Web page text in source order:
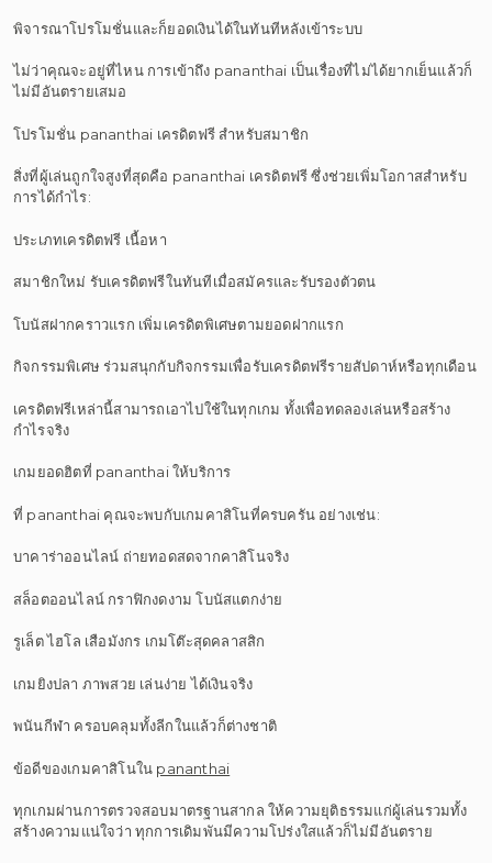
พิจารณาโปรโมชั่นและก็ยอดเงินได้ในทันทีหลังเข้าระบบ
ไม่ว่าคุณจะอยู่ที่ไหน การเข้าถึง pananthai เป็นเรื่องที่ไม่ได้ยากเย็นแล้วก็
ไม่มีอันตรายเสมอ
โปรโมชั่น pananthai เครดิตฟรี สำหรับสมาชิก
สิ่งที่ผู้เล่นถูกใจสูงที่สุดคือ pananthai เครดิตฟรี ซึ่งช่วยเพิ่มโอกาสสำหรับ
การได้กำไร:
ประเภทเครดิตฟรี เนื้อหา
สมาชิกใหม่ รับเครดิตฟรีในทันทีเมื่อสมัครและรับรองตัวตน
โบนัสฝากคราวแรก เพิ่มเครดิตพิเศษตามยอดฝากแรก
กิจกรรมพิเศษ ร่วมสนุกกับกิจกรรมเพื่อรับเครดิตฟรีรายสัปดาห์หรือทุกเดือน
เครดิตฟรีเหล่านี้สามารถเอาไปใช้ในทุกเกม ทั้งเพื่อทดลองเล่นหรือสร้าง
กำไรจริง
เกมยอดฮิตที่ pananthai ให้บริการ
ที่ pananthai คุณจะพบกับเกมคาสิโนที่ครบครัน อย่างเช่น:
บาคาร่าออนไลน์ ถ่ายทอดสดจากคาสิโนจริง
สล็อตออนไลน์ กราฟิกงดงาม โบนัสแตกง่าย
รูเล็ต ไฮโล เสือมังกร เกมโต๊ะสุดคลาสสิก
เกมยิงปลา ภาพสวย เล่นง่าย ได้เงินจริง
พนันกีฬา ครอบคลุมทั้งลีกในแล้วก็ต่างชาติ
ข้อดีของเกมคาสิโนใน pananthai
ทุกเกมผ่านการตรวจสอบมาตรฐานสากล ให้ความยุติธรรมแก่ผู้เล่นรวมทั้ง
สร้างความแน่ใจว่า ทุกการเดิมพันมีความโปร่งใสแล้วก็ไม่มีอันตราย